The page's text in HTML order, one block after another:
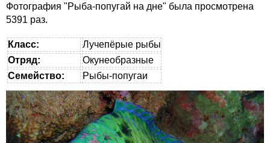
Фотография "Рыба-попугай на дне" была просмотрена
5391 раз.
Класс:
Лучепёрые рыбы
Отряд:
Окунеобразные
Семейство:
Рыбы-попугаи